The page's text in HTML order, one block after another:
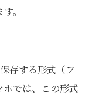
。
存する形式（フ
では、この形式